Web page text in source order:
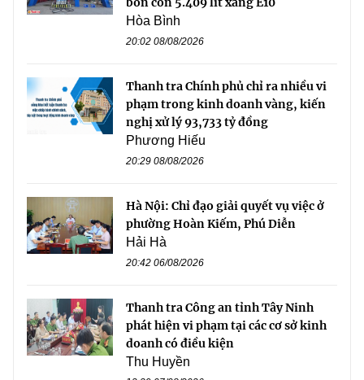
Hòa Bình
20:02 08/08/2026
Thanh tra Chính phủ chỉ ra nhiều vi
phạm trong kinh doanh vàng, kiến
nghị xử lý 93,733 tỷ đồng
Phương Hiếu
20:29 08/08/2026
Hà Nội: Chỉ đạo giải quyết vụ việc ở
phường Hoàn Kiếm, Phú Diễn
Hải Hà
20:42 06/08/2026
Thanh tra Công an tỉnh Tây Ninh
phát hiện vi phạm tại các cơ sở kinh
doanh có điều kiện
Thu Huyền